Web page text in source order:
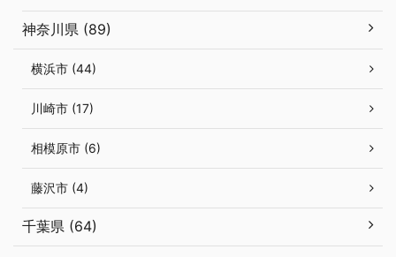
神奈川県 (89)
横浜市 (44)
川崎市 (17)
相模原市 (6)
藤沢市 (4)
千葉県 (64)